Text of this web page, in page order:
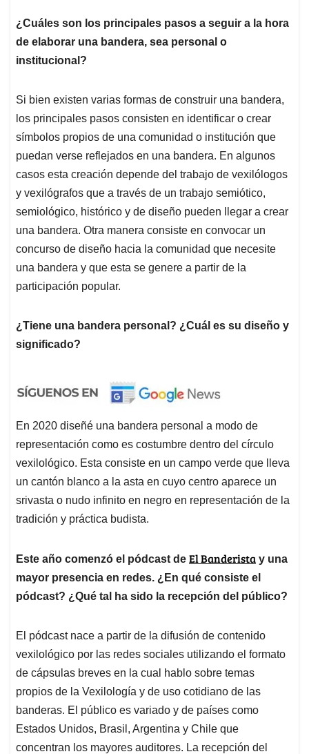
¿Cuáles son los principales pasos a seguir a la hora
de elaborar una bandera, sea personal o
institucional?
Si bien existen varias formas de construir una bandera,
los principales pasos consisten en identificar o crear
símbolos propios de una comunidad o institución que
puedan verse reflejados en una bandera. En algunos
casos esta creación depende del trabajo de vexilólogos
y vexilógrafos que a través de un trabajo semiótico,
semiológico, histórico y de diseño pueden llegar a crear
una bandera. Otra manera consiste en convocar un
concurso de diseño hacia la comunidad que necesite
una bandera y que esta se genere a partir de la
participación popular.
¿Tiene una bandera personal? ¿Cuál es su diseño y
significado?
En 2020 diseñé una bandera personal a modo de
representación como es costumbre dentro del círculo
vexilológico. Esta consiste en un campo verde que lleva
un cantón blanco a la asta en cuyo centro aparece un
srivasta o nudo infinito en negro en representación de la
tradición y práctica budista.
Este año comenzó el pódcast de El Banderista y una
mayor presencia en redes. ¿En qué consiste el
pódcast? ¿Qué tal ha sido la recepción del público?
El pódcast nace a partir de la difusión de contenido
vexilológico por las redes sociales utilizando el formato
de cápsulas breves en la cual hablo sobre temas
propios de la Vexilología y de uso cotidiano de las
banderas. El público es variado y de países como
Estados Unidos, Brasil, Argentina y Chile que
concentran los mayores auditores. La recepción del